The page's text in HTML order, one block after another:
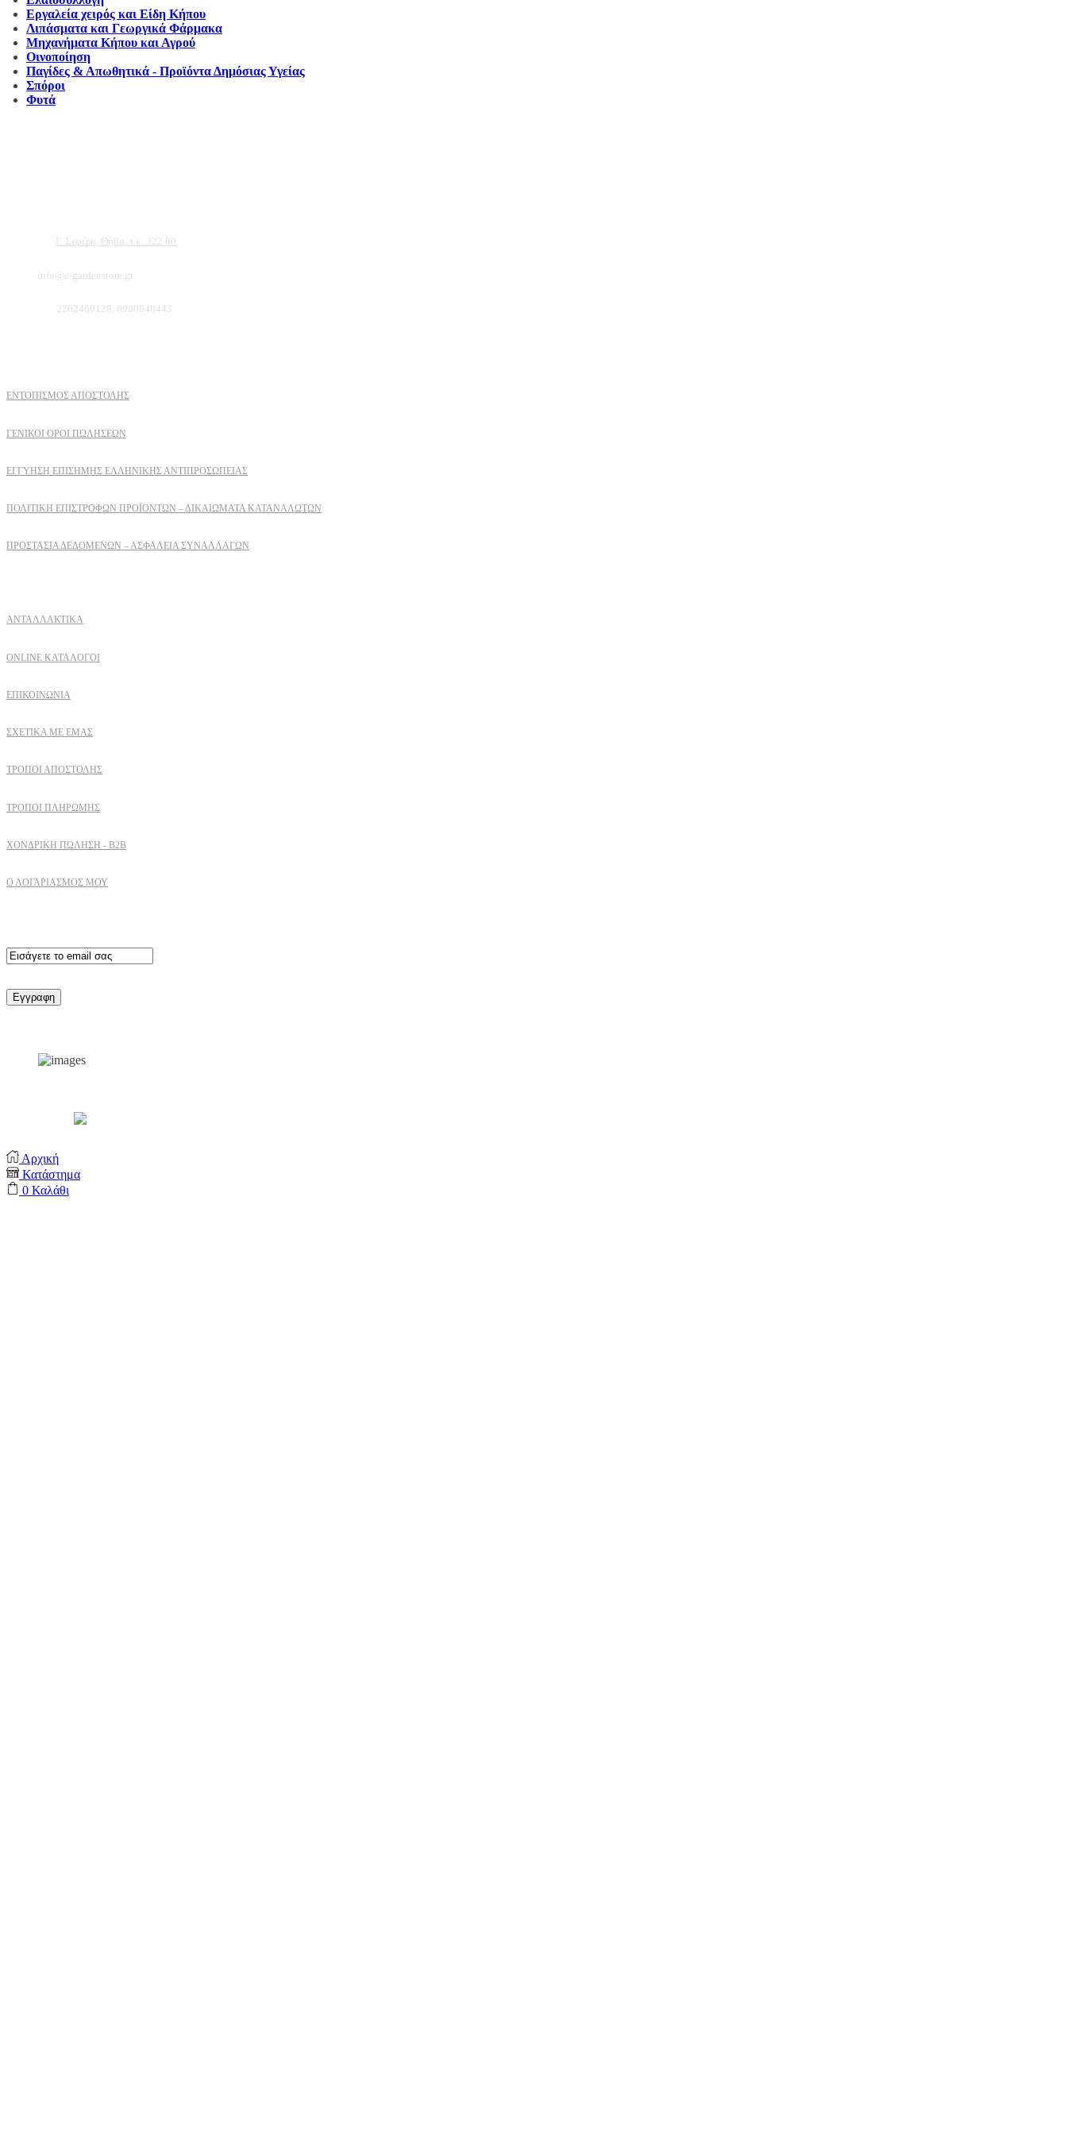
Εργαλεία χειρός και Είδη Κήπου
Λιπάσματα και Γεωργικά Φάρμακα
Μηχανήματα Κήπου και Αγρού
Οινοποίηση
Παγίδες & Απωθητικά - Προϊόντα Δημόσιας Υγείας
Σπόροι
Φυτά
Γ. Σεφέρη, Θήβα, τ.κ. 322 00
info@e-gardenstore.gr
2262400128, 6980840443
ΕΝΤΟΠΙΣΜΟΣ ΑΠΟΣΤΟΛΗΣ
ΓΕΝΙΚΟΙ ΟΡΟΙ ΠΩΛΗΣΕΩΝ
ΕΓΓΎΗΣΗ ΕΠΊΣΗΜΗΣ ΕΛΛΗΝΙΚΉΣ ΑΝΤΙΠΡΟΣΩΠΕΊΑΣ
ΠΟΛΙΤΙΚΉ ΕΠΙΣΤΡΟΦΏΝ ΠΡΟΪΌΝΤΩΝ – ΔΙΚΑΙΏΜΑΤΑ ΚΑΤΑΝΑΛΩΤΏΝ
ΠΡΟΣΤΑΣΊΑ ΔΕΔΟΜΈΝΩΝ – ΑΣΦΆΛΕΙΑ ΣΥΝΑΛΛΑΓΏΝ
ΑΝΤΑΛΛΑΚΤΙΚΑ
ONLINE ΚΑΤΑΛΟΓΟΙ
ΕΠΙΚΟΙΝΩΝΙΑ
ΣΧΕΤΙΚΆ ΜΕ ΕΜΆΣ
ΤΡΌΠΟΙ ΑΠΟΣΤΟΛΉΣ
ΤΡΌΠΟΙ ΠΛΗΡΩΜΉΣ
ΧΟΝΔΡΙΚΉ ΠΏΛΗΣΗ - B2B
Ο ΛΟΓΑΡΙΑΣΜΟΣ ΜΟΥ
Αρχική
Κατάστημα
0 Καλάθι